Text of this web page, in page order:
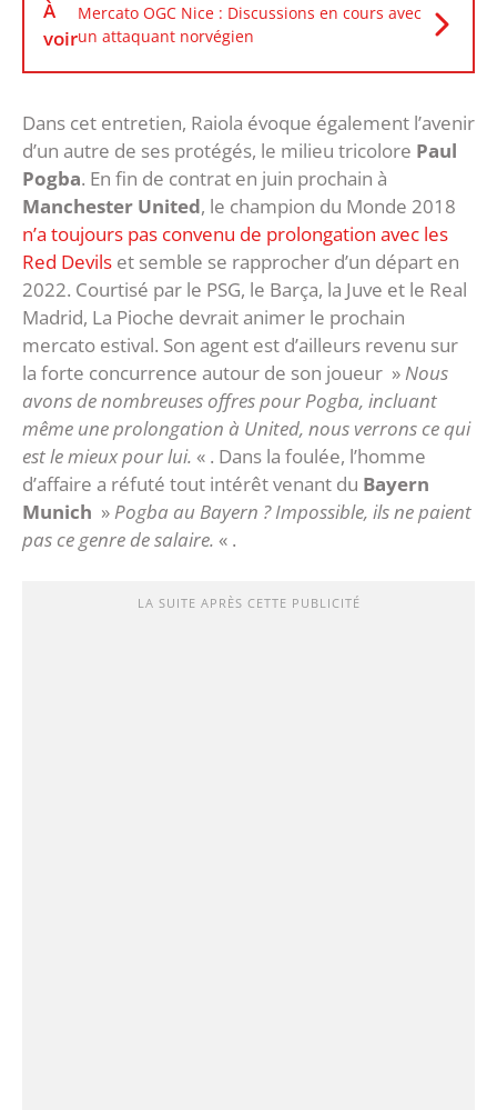
À
voir
Mercato OGC Nice : Discussions en cours avec
un attaquant norvégien
Dans cet entretien, Raiola évoque également l’avenir
d’un autre de ses protégés, le milieu tricolore Paul
Pogba. En fin de contrat en juin prochain à
Manchester United, le champion du Monde 2018
n’a toujours pas convenu de prolongation avec les
Red Devils et semble se rapprocher d’un départ en
2022. Courtisé par le PSG, le Barça, la Juve et le Real
Madrid, La Pioche devrait animer le prochain
mercato estival. Son agent est d’ailleurs revenu sur
la forte concurrence autour de son joueur » Nous
avons de nombreuses offres pour Pogba, incluant
même une prolongation à United, nous verrons ce qui
est le mieux pour lui. « . Dans la foulée, l’homme
d’affaire a réfuté tout intérêt venant du Bayern
Munich » Pogba au Bayern ? Impossible, ils ne paient
pas ce genre de salaire. « .
LA SUITE APRÈS CETTE PUBLICITÉ